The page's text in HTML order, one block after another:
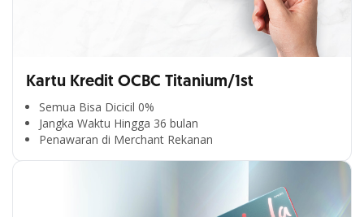
Kartu Kredit OCBC Titanium/1st
Semua Bisa Dicicil 0%
Jangka Waktu Hingga 36 bulan
Penawaran di Merchant Rekanan